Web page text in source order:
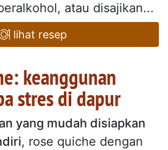
atau disajikan...
lihat resep
keanggunan
stres di dapur
yang mudah disiapkan
, rose quiche dengan